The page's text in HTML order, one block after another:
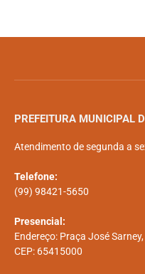
PREFEITURA MUNICIPAL
Atendimento de segunda a
Telefone:
(99) 98421-5650
Presencial:
Endereço: Praça José
CEP: 65415000